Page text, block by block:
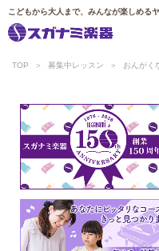
こどもから大人まで、みんなが楽しめる
TOP 募集中レッスン おんがく